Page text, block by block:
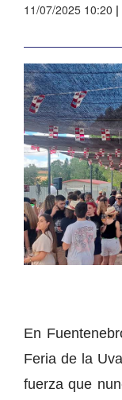
11/07/2025 10:20 |
En
Feria de la
fuerza que